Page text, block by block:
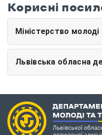
Корисні
Міністерство
Львівська обласна